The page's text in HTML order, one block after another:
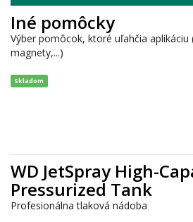
Iné pomôcky
Výber pomôcok, ktoré uľahčia aplikáciu
magnety,...)
Skladom
WD JetSpray High-
Pressurized Tank
Profesionálna tlaková nádoba